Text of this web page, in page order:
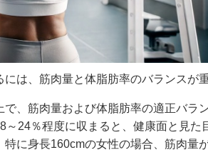
は、筋肉量と体脂肪率のバランスが重
、筋肉量および体脂肪率の適正バラ
～24％程度に収まると、健康面と見た
に身長160cmの女性の場合、筋肉量